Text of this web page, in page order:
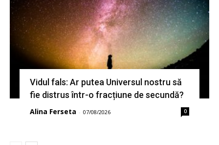
Vidul fals: Ar putea Universul nostru să
fie distrus într-o fracțiune de secundă?
Alina Ferseta - 07/08/2026 0